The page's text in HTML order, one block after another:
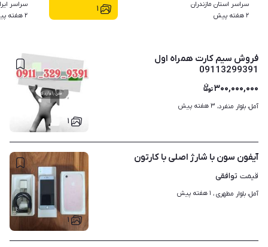
۱
سراسر استان مازندران
۲ هفته پیش
سراسر
۲ هفته پیش
۱
فروش سیم کارت همراه اول
09113299391
۳۰۰,۰۰۰,۰۰۰
آمل، بلوار منفرد، ۳ هفته پیش
۱
آیفون سون با شارژ اصلی با کارتون
قیمت توافقی
آمل، بلوار مطهری ، ۱ هفته پیش